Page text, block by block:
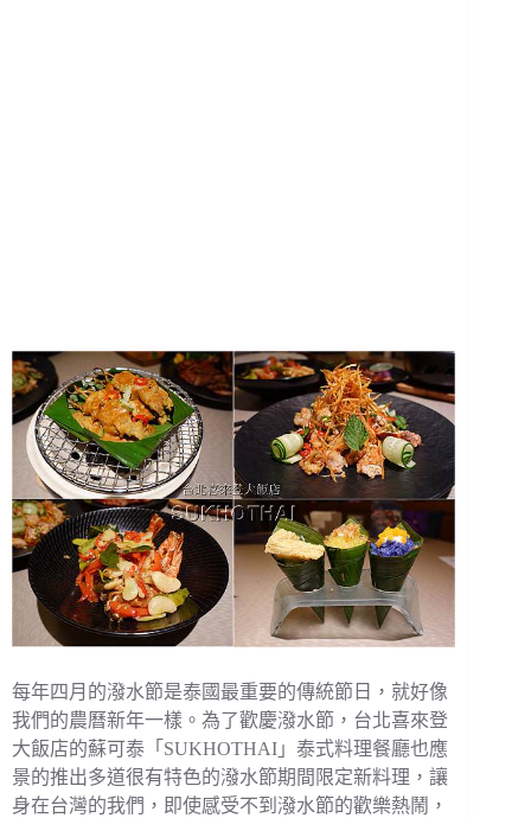
每年四月的潑水節是泰國最重要的傳統節日，就好像
我們的農曆新年一樣。為了歡慶潑水節，台北喜來登
大飯店的蘇可泰「SUKHOTHAI」泰式料理餐廳也應
景的推出多道很有特色的潑水節期間限定新料理，讓
身在台灣的我們，即使感受不到潑水節的歡樂熱鬧，